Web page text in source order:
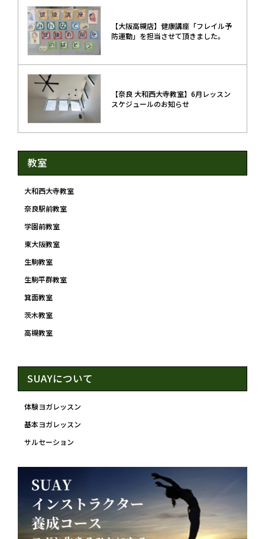
【大阪高槻店】健康講座「フレイル予
防運動」を担当させて頂きました。
【奈良 大和西大寺教室】6月レッスン
スケジュールのお知らせ
教室
大和西大寺教室
奈良駅前教室
学園前教室
東大阪教室
生駒教室
生駒平群教室
箕面教室
茨木教室
高槻教室
SUAYについて
体験ヨガレッスン
基本ヨガレッスン
サルセーション